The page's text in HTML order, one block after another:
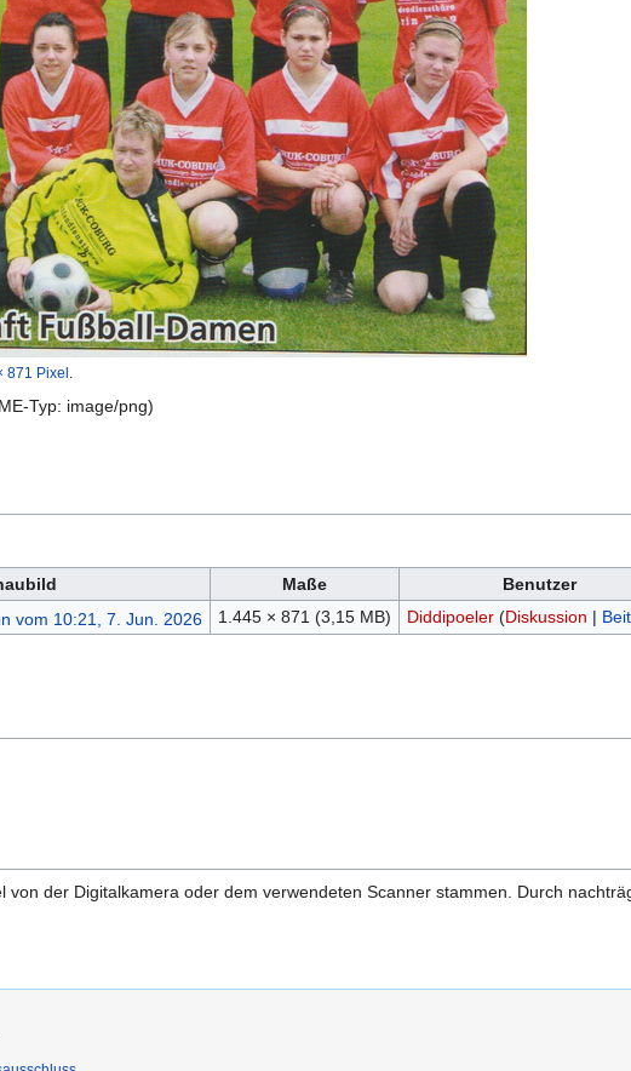
871 Pixel
Typ: image/png)
Maße Benutzer
1.445 × 871 (3,15 MB) Diddipoeler (Diskussion |
der Digitalkamera oder dem verwendeten Scanner stammen. Durch